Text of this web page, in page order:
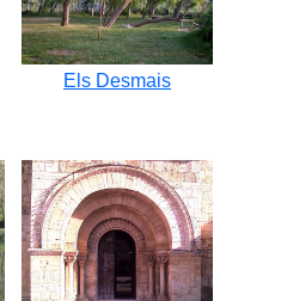
Dia boiros
Els Desmais